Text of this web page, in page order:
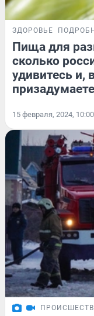
ЗДОРОВЬЕ
Пища для
сколько
удивитесь и,
15 февраля, 2024, 10:00